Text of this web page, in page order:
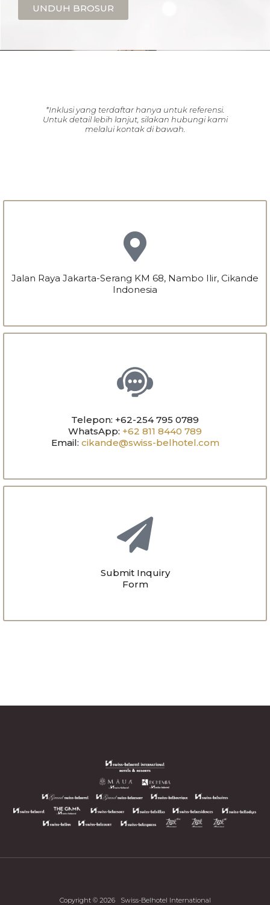
UNDUH BROSUR
*Inklusi yang terdaftar hanya untuk referensi.
Untuk detail lebih lanjut, silakan hubungi kami
melalui kontak di bawah.
Jalan Raya Jakarta-Serang KM 68, Nambo Ilir, Cikande
Indonesia
Telepon: +62-254 795 0789
WhatsApp: +62 811 8440 789
Email: cikande@swiss-belhotel.com
Submit Inquiry
Form
Copyright © 2026 Swiss-Belhotel International